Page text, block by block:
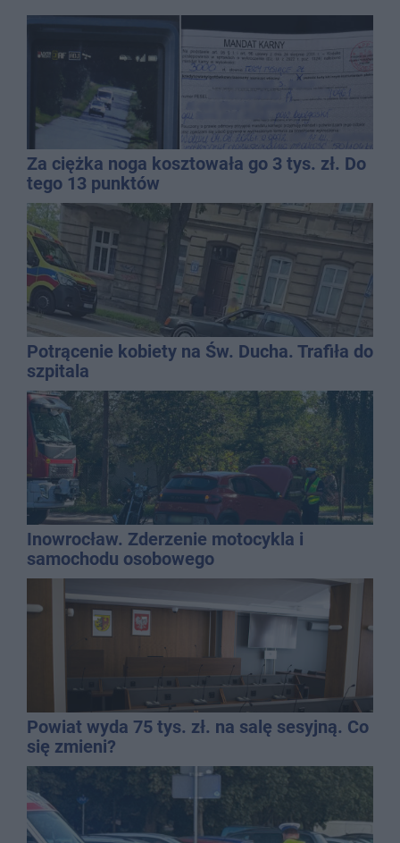
Za ciężka noga kosztowała go 3 tys. zł. Do
tego 13 punktów
Potrącenie kobiety na Św. Ducha. Trafiła do
szpitala
Inowrocław. Zderzenie motocykla i
samochodu osobowego
Powiat wyda 75 tys. zł. na salę sesyjną. Co
się zmieni?